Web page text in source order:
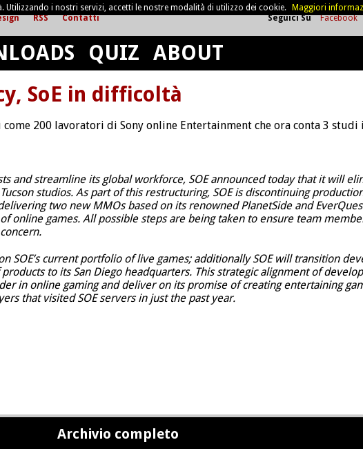
Seguici Su Facebook
RSS Contatti
QUIZ ABOUT
SoE in difficoltà
200 lavoratori di Sony online Entertainment che ora conta 3 studi
and streamline its global workforce, SOE announced today that it will
studios. As part of this restructuring, SOE is discontinuing
two new MMOs based on its renowned PlanetSide and
online games. All possible steps are being taken to ensure team
SOE’s current portfolio of live games; additionally SOE will transition
to its San Diego headquarters. This strategic alignment of
in online gaming and deliver on its promise of creating entertaining
that visited SOE servers in just the past year.
Archivio completo
Utilizzando i nostri servizi, accetti le nostre modalità di utilizzo dei cookie. Maggiori